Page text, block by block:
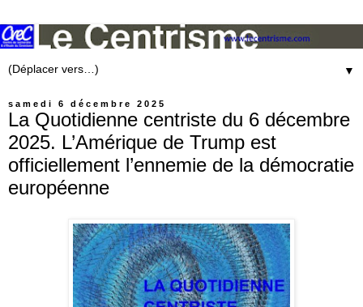
▼
samedi 6 décembre 2025
La Quotidienne centriste du 6 décembre
2025. L’Amérique de Trump est
officiellement l’ennemie de la démocratie
européenne